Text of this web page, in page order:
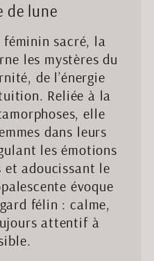
de lune
féminin sacré, la
les mystères du
de l’énergie
Reliée à la
elle
dans leurs
les émotions
et adoucissant le
évoque
félin : calme,
attentif à